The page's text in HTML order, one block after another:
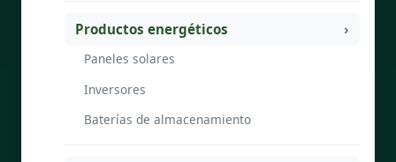
Productos energéticos
Paneles solares
Inversores
Baterías de almacenamiento